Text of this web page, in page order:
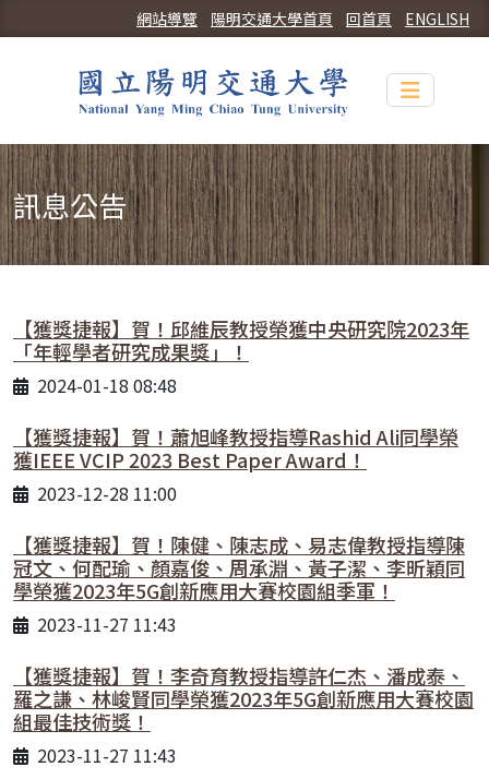
ENGLISH
回首頁
陽明交通大學首頁
網站導覽
Toggle
訊息公告
【獲獎捷報】賀！邱維辰教授榮獲中央研究院2023年
「年輕學者研究成果獎」！
2024-01-18 08:48
【獲獎捷報】賀！蕭旭峰教授指導Rashid Ali同學榮
獲IEEE VCIP 2023 Best Paper Award！
2023-12-28 11:00
【獲獎捷報】賀！陳健、陳志成、易志偉教授指導陳
冠文、何配瑜、顏嘉俊、周承淵、黃子潔、李昕穎同
學榮獲2023年5G創新應用大賽校園組季軍！
2023-11-27 11:43
【獲獎捷報】賀！李奇育教授指導許仁杰、潘成泰、
羅之謙、林峻賢同學榮獲2023年5G創新應用大賽校園
組最佳技術獎！
2023-11-27 11:43